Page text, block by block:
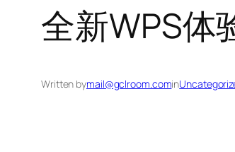
全新WPS体
Written bymail@gclroom.comin